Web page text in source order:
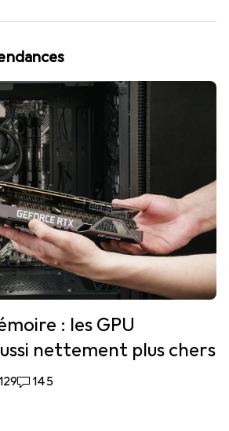
: les GPU
nettement plus chers
likes
129145 commentaires
145